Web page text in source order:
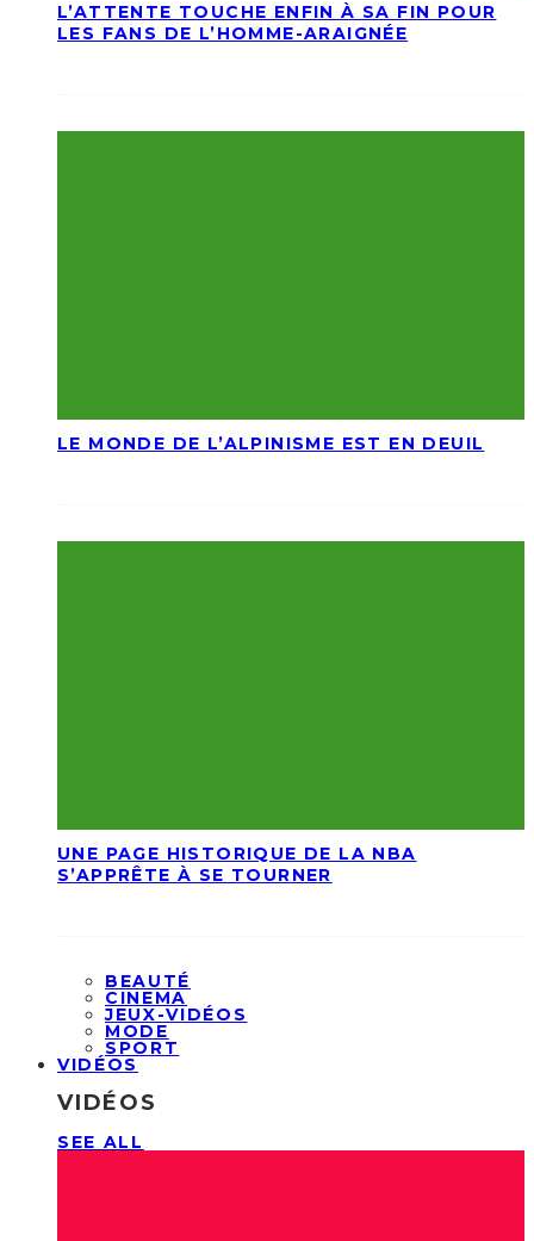
L’ATTENTE TOUCHE ENFIN À SA FIN POUR
LES FANS DE L’HOMME-ARAIGNÉE
LE MONDE DE L’ALPINISME EST EN DEUIL
UNE PAGE HISTORIQUE DE LA NBA
S’APPRÊTE À SE TOURNER
BEAUTÉ
CINEMA
JEUX-VIDÉOS
MODE
SPORT
VIDÉOS
VIDÉOS
SEE ALL